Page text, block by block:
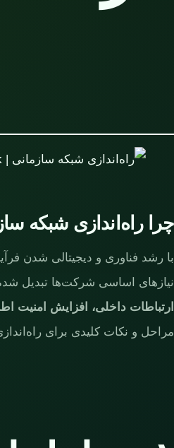
چرا راه‌اندازی شبکه
با رشد فناوری و دیجیتالی شدن
نیازهای اساسی شرکت‌ها تبدیل
ارتباطات داخلی، افزایش امنیت
مراحل و نکات کلیدی برای